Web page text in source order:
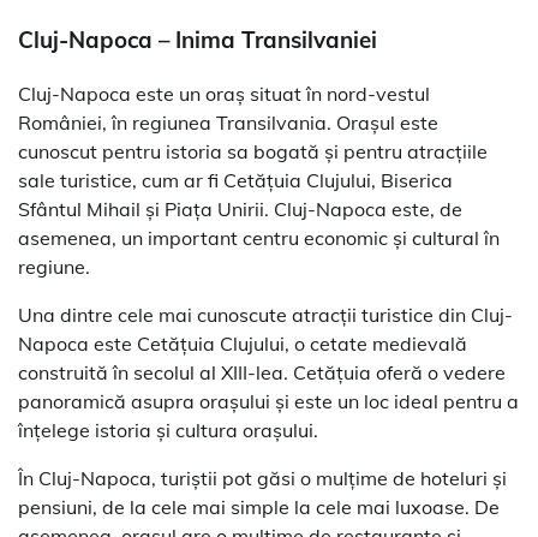
Cluj-Napoca – Inima Transilvaniei
Cluj-Napoca este un oraș situat în nord-vestul
României, în regiunea Transilvania. Orașul este
cunoscut pentru istoria sa bogată și pentru atracțiile
sale turistice, cum ar fi Cetățuia Clujului, Biserica
Sfântul Mihail și Piața Unirii. Cluj-Napoca este, de
asemenea, un important centru economic și cultural în
regiune.
Una dintre cele mai cunoscute atracții turistice din Cluj-
Napoca este Cetățuia Clujului, o cetate medievală
construită în secolul al XIII-lea. Cetățuia oferă o vedere
panoramică asupra orașului și este un loc ideal pentru a
înțelege istoria și cultura orașului.
În Cluj-Napoca, turiștii pot găsi o mulțime de hoteluri și
pensiuni, de la cele mai simple la cele mai luxoase. De